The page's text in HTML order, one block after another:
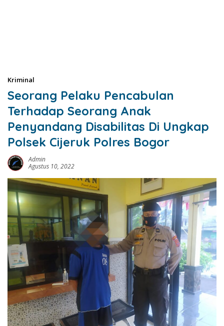
Kriminal
Seorang Pelaku Pencabulan
Terhadap Seorang Anak
Penyandang Disabilitas Di Ungkap
Polsek Cijeruk Polres Bogor
Admin
Agustus 10, 2022